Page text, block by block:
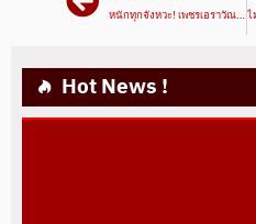
หนักทุกจังหวะ! เพชรเอราวัณ VS มนต์รัก | ศึกมวยมันส์สนั่นเมือง 12 มี.ค. 67
Hot News !